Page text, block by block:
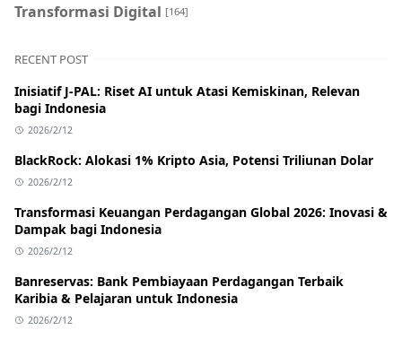
Transformasi Digital [164]
RECENT POST
Inisiatif J-PAL: Riset AI untuk Atasi Kemiskinan, Relevan
bagi Indonesia
2026/2/12
BlackRock: Alokasi 1% Kripto Asia, Potensi Triliunan Dolar
2026/2/12
Transformasi Keuangan Perdagangan Global 2026: Inovasi &
Dampak bagi Indonesia
2026/2/12
Banreservas: Bank Pembiayaan Perdagangan Terbaik
Karibia & Pelajaran untuk Indonesia
2026/2/12